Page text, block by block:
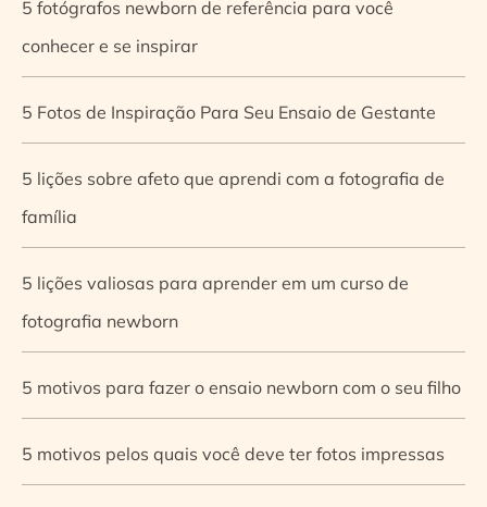
5 fotógrafos newborn de referência para você
conhecer e se inspirar
5 Fotos de Inspiração Para Seu Ensaio de Gestante
5 lições sobre afeto que aprendi com a fotografia de
família
5 lições valiosas para aprender em um curso de
fotografia newborn
5 motivos para fazer o ensaio newborn com o seu filho
5 motivos pelos quais você deve ter fotos impressas